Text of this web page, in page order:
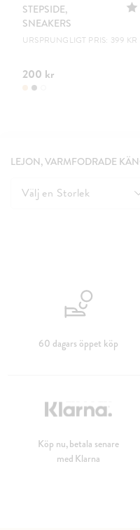
STEPSIDE,
SNEAKERS
URSPRUNGLIGT PRIS: 399 KR
200 kr
LEJON, VARMFODRADE
Välj en Storlek
60 dagars öppet köp
Köp nu, betala senare
med Klarna